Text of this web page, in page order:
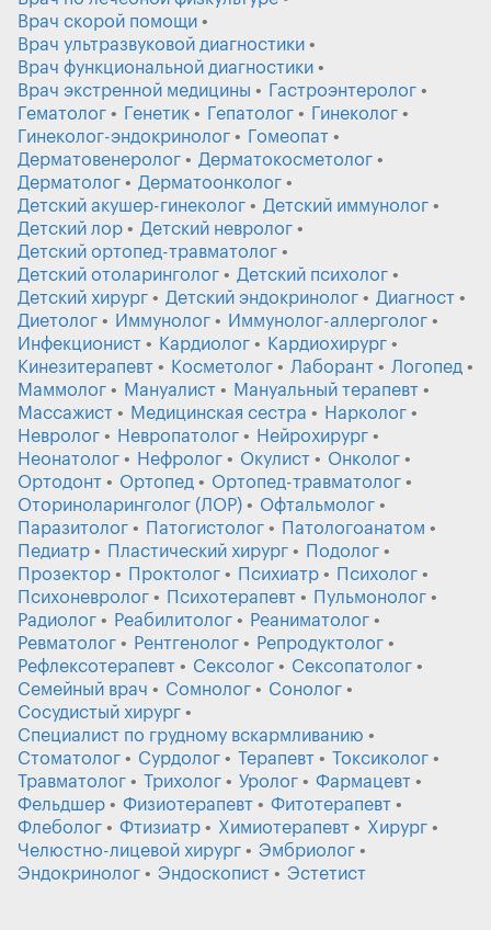
Врач скорой помощи
Врач ультразвуковой диагностики
Врач функциональной диагностики
Врач экстренной медицины
Гастроэнтеролог
Гематолог
Генетик Гепатолог
Гинеколог
Гинеколог-эндокринолог
Гомеопат
Дерматовенеролог
Дерматокосметолог
Дерматолог
Дерматоонколог
Детский акушер-гинеколог
Детский иммунолог
Детский лор
Детский невролог
Детский ортопед-травматолог
Детский отоларинголог
Детский психолог
Детский хирург
Детский эндокринолог
Диагност
Диетолог
Иммунолог
Иммунолог-аллерголог
Инфекционист
Кардиолог
Кардиохирург
Кинезитерапевт
Косметолог Лаборант
Логопед
Маммолог
Мануалист
Мануальный терапевт
Массажист
Медицинская сестра
Нарколог
Невролог
Невропатолог
Нейрохирург
Неонатолог
Нефролог Окулист
Онколог
Ортодонт
Ортопед
Ортопед-травматолог
Оториноларинголог (ЛОР)
Офтальмолог
Паразитолог
Патогистолог
Патологоанатом
Педиатр
Пластический хирург
Подолог
Прозектор
Проктолог Психиатр
Психолог
Психоневролог
Психотерапевт
Пульмонолог
Радиолог
Реабилитолог
Реаниматолог
Ревматолог
Рентгенолог
Репродуктолог
Рефлексотерапевт
Сексолог
Сексопатолог
Семейный врач
Сомнолог
Сонолог
Сосудистый хирург
Специалист по грудному вскармливанию
Стоматолог
Сурдолог Терапевт
Токсиколог
Травматолог
Трихолог Уролог
Фармацевт
Фельдшер
Физиотерапевт
Фитотерапевт
Флеболог
Фтизиатр Химиотерапевт
Хирург
Челюстно-лицевой хирург
Эмбриолог
Эндокринолог
Эндоскопист Эстетист